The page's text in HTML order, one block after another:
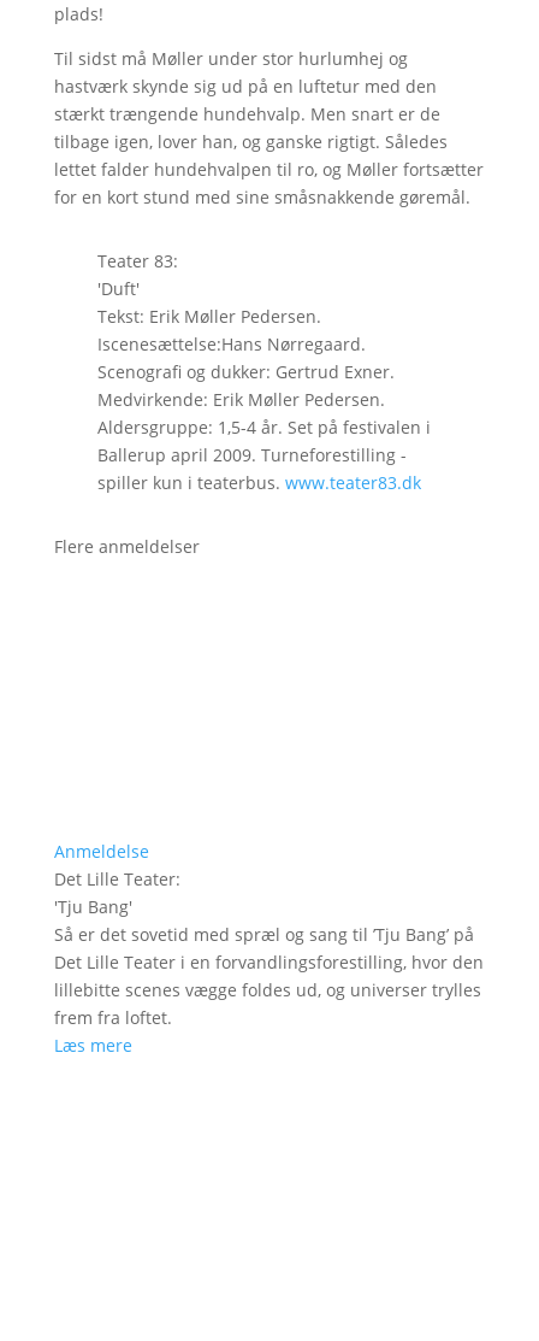
plads!
Til sidst må Møller under stor hurlumhej og
hastværk skynde sig ud på en luftetur med den
stærkt trængende hundehvalp. Men snart er de
tilbage igen, lover han, og ganske rigtigt. Således
lettet falder hundehvalpen til ro, og Møller fortsætter
for en kort stund med sine småsnakkende gøremål.
Teater 83:
'Duft'
Tekst: Erik Møller Pedersen.
Iscenesættelse:Hans Nørregaard.
Scenografi og dukker: Gertrud Exner.
Medvirkende: Erik Møller Pedersen.
Aldersgruppe: 1,5-4 år. Set på festivalen i
Ballerup april 2009. Turneforestilling -
spiller kun i teaterbus. www.teater83.dk
Flere anmeldelser
Anmeldelse
Det Lille Teater:
'Tju Bang'
Så er det sovetid med spræl og sang til ’Tju Bang’ på
Det Lille Teater i en forvandlingsforestilling, hvor den
lillebitte scenes vægge foldes ud, og universer trylles
frem fra loftet.
Læs mere